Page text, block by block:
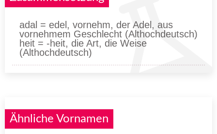
adal = edel, vornehm, der Adel, aus
vornehmem Geschlecht (Althochdeutsch)
heit = -heit, die Art, die Weise
(Althochdeutsch)
Ähnliche Vornamen